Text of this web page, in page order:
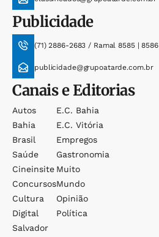
Publicidade
(71) 2886-2683 / Ramal 8585 | 8586
publicidade@grupoatarde.com.br
Canais e Editorias
Autos
Bahia
Brasil
Saúde
Cineinsite
Concursos
Cultura
Digital
Salvador
E.c. Bahia
E.c. Vitória
Empregos
Gastronomia
Muito
Mundo
Opinião
Política